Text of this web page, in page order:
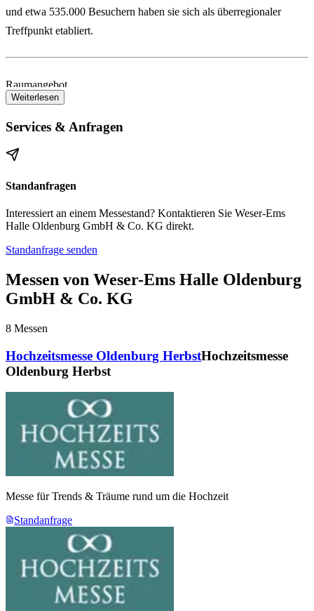
und etwa 535.000 Besuchern haben sie sich als überregionaler
Treffpunkt etabliert.
Raumangebot
- 6 Seminar- und Konferenzräume
- Messehalle
- Kleine und große EWE ARENA
Messen & Ausstellungen
Bälle, Partys & Theateraufführungen
Parkplätze für ca. 3.000 Pkw und 150 Busse
Schauplatz desOldenburger Kramermarkts
Mitarbeiter & Mitgliedschaften
Team:36 Mitarbeiter + 5 Auszubildende
Mitglied:EVVC – Europäischer Verband der Veranstaltungs-
Weiterlesen
Services & Anfragen
Standanfragen
Interessiert an einem Messestand? Kontaktieren Sie Weser-Ems
Halle Oldenburg GmbH & Co. KG direkt.
Standanfrage senden
Messen von Weser-Ems Halle Oldenburg
GmbH & Co. KG
8 Messen
Hochzeitsmesse Oldenburg HerbstHochzeitsmesse
Oldenburg Herbst
Messe für Trends & Träume rund um die Hochzeit
Standanfrage